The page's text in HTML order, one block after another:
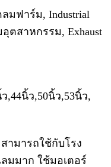
ฟาร์ม, Industrial
ตสาหกรรม, Exhaust
,44นิ้ว,50นิ้ว,53นิ้ว,
ามารถใช้กับโรง
มมาก ใช้มอเตอร์